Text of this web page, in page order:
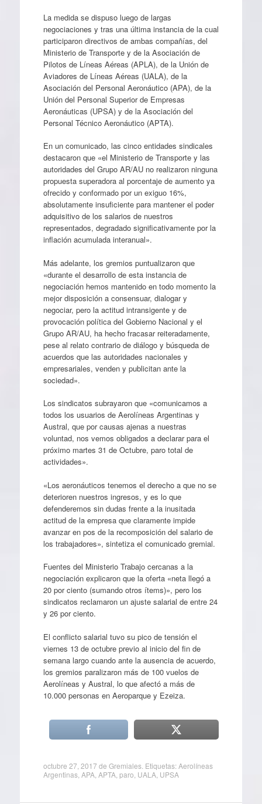
La medida se dispuso luego de largas
negociaciones y tras una última instancia de la cual
participaron directivos de ambas compañías, del
Ministerio de Transporte y de la Asociación de
Pilotos de Líneas Aéreas (APLA), de la Unión de
Aviadores de Líneas Aéreas (UALA), de la
Asociación del Personal Aeronáutico (APA), de la
Unión del Personal Superior de Empresas
Aeronáuticas (UPSA) y de la Asociación del
Personal Técnico Aeronáutico (APTA).
En un comunicado, las cinco entidades sindicales
destacaron que «el Ministerio de Transporte y las
autoridades del Grupo AR/AU no realizaron ninguna
propuesta superadora al porcentaje de aumento ya
ofrecido y conformado por un exiguo 16%,
absolutamente insuficiente para mantener el poder
adquisitivo de los salarios de nuestros
representados, degradado significativamente por la
inflación acumulada interanual».
Más adelante, los gremios puntualizaron que
«durante el desarrollo de esta instancia de
negociación hemos mantenido en todo momento la
mejor disposición a consensuar, dialogar y
negociar, pero la actitud intransigente y de
provocación política del Gobierno Nacional y el
Grupo AR/AU, ha hecho fracasar reiteradamente,
pese al relato contrario de diálogo y búsqueda de
acuerdos que las autoridades nacionales y
empresariales, venden y publicitan ante la
sociedad».
Los sindicatos subrayaron que «comunicamos a
todos los usuarios de Aerolíneas Argentinas y
Austral, que por causas ajenas a nuestras
voluntad, nos vemos obligados a declarar para el
próximo martes 31 de Octubre, paro total de
actividades».
«Los aeronáuticos tenemos el derecho a que no se
deterioren nuestros ingresos, y es lo que
defenderemos sin dudas frente a la inusitada
actitud de la empresa que claramente impide
avanzar en pos de la recomposición del salario de
los trabajadores», sintetiza el comunicado gremial.
Fuentes del Ministerio Trabajo cercanas a la
negociación explicaron que la oferta «neta llegó a
20 por ciento (sumando otros ítems)», pero los
sindicatos reclamaron un ajuste salarial de entre 24
y 26 por ciento.
El conflicto salarial tuvo su pico de tensión el
viernes 13 de octubre previo al inicio del fin de
semana largo cuando ante la ausencia de acuerdo,
los gremios paralizaron más de 100 vuelos de
Aerolíneas y Austral, lo que afectó a más de
10.000 personas en Aeroparque y Ezeiza.
octubre 27, 2017 de Gremiales. Etiquetas:Aerolíneas
Argentinas, APA, APTA, paro UALA, UPSA